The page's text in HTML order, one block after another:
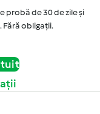
de 30 de zile și
obligaţii.